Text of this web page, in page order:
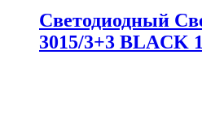
Светодиодный
3015/3+3 BLACK